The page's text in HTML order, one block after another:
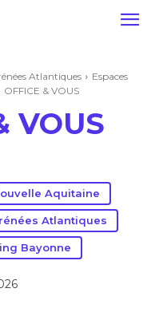
Atlantiques
Espaces
OFFICE & VOUS
VOUS
Aquitaine
Atlantiques
Bayonne